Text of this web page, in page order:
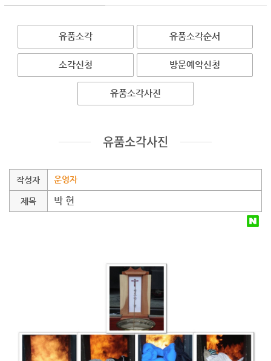
유품소각 유품소각순서
소각신청 방문예약신청
유품소각사진
유품소각사진
작성자 운영자
제목 박 현